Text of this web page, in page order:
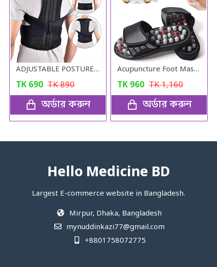
ADJUSTABLE POSTURE Back Support Belt (UNISEX)
TK 690 TK890
অর্ডার করুন
Acupuncture Foot Massager
TK 960 TK1,160
অর্ডার করুন
Hello Medicine BD
Largest E-commerce website in Bangladesh.
Mirpur, Dhaka, Bangladesh
mynuddinkazi77@gmail.com
+8801758072775‬